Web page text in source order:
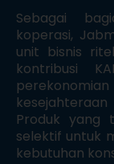
Sebagai
koperasi,
unit bisnis
kontribusi
Produk yang
selektif untuk
kebutuhan